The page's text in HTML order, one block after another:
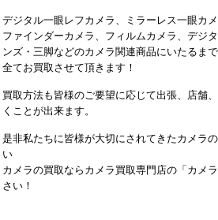
デジタル一眼レフカメラ、ミラーレス一眼カ
ファインダーカメラ、フィルムカメラ、デジ
ンズ・三脚などのカメラ関連商品にいたるま
全てお買取させて頂きます！
買取方法も皆様のご要望に応じて出張、店舗
くことが出来ます。
是非私たちに皆様が大切にされてきたカメラ
い
カメラの買取ならカメラ買取専門店の「カメ
さい！